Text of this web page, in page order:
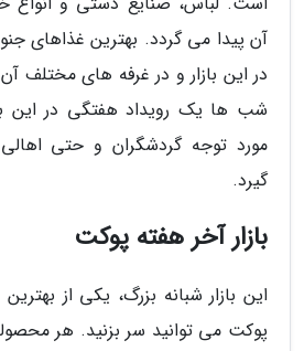
آن پیدا می گردد. بهترین غذاهای
در این بازار و در غرفه های مختلف
شب ها یک رویداد هفتگی در این
مورد توجه گردشگران و حتی
گیرد.
بازار آخر هفته پوکت
این بازار شبانه بزرگ، یکی از
پوکت می توانید سر بزنید. هر